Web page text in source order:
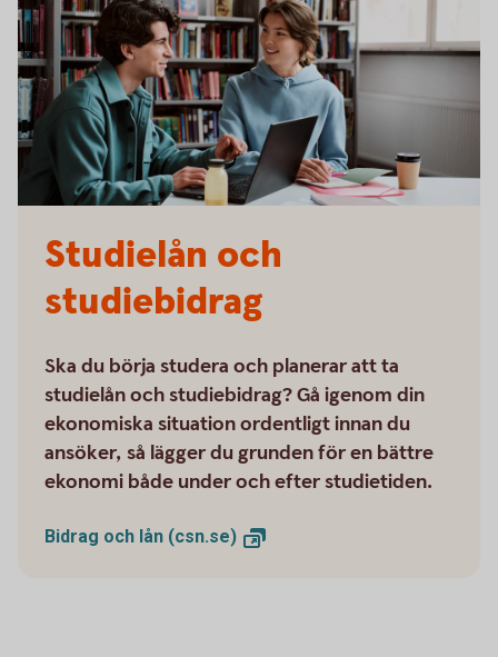
Studielån och
studiebidrag
Ska du börja studera och planerar att ta
studielån och studiebidrag? Gå igenom din
ekonomiska situation ordentligt innan du
ansöker, så lägger du grunden för en bättre
ekonomi både under och efter studietiden.
Bidrag och lån (csn.se)